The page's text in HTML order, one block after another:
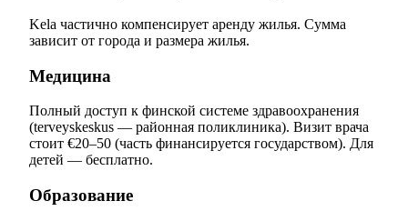
Kela частично компенсирует аренду жилья. Сумма
зависит от города и размера жилья.
Медицина
Полный доступ к финской системе здравоохранения
(terveyskeskus — районная поликлиника). Визит врача
стоит €20–50 (часть финансируется государством). Для
детей — бесплатно.
Образование